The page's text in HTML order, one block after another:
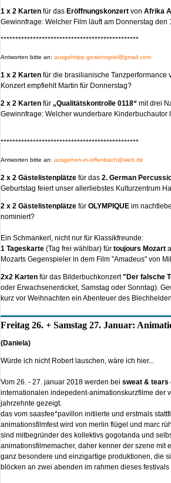
1 x 2 Karten für das Eröffnungskonzertvon Afrika
Gewinnfrage: Welcher Film läuft am Donnerstag den
***********************************************
Antworten bitte an: ausgehtipp.gewinnspiel@gmail.com
1 x 2 Kartenfür die brasilianische Tanzperformance
Konzert empfiehlt Martin für Donnerstag?
2 x 2 Kartenfür „Qualitätskontrolle 0118“mit drei
Gewinnfrage: Welcher wunderbare
***********************************************
Antworten bitte an: ausgehen-in-offenbach@web.de
2 x 2 Gästelistenplätze für das 2. German
Geburtstag feiert unser allerliebstes Kulturzentrum
2 x 2 Gästelistenplätzefür OLYMPIQUE im
nominiert?
Ein Schmankerl, nicht nur für Klassikfreunde:
1 Tageskarte (Tag frei wählbar) für toujours Mozart
Mozarts Gegenspieler in dem Film "Amadeus" von
2x2 Kartenfür das Bilderbuchkonzert"Der falsche
oder Erwachsenenticket, Samstag oder Sonntag).
kurz vor Weihnachten ein Abenteuer des
Freitag 26. + Samstag 27. Januar:
(Daniela)
Würde ich nicht Robert lauschen, wäre ich hier...
Vom 26. - 27. januar 2018 werden bei sweat & tears
internationalen indepedent-animationskurzfilme der
jahrzehnte gezeigt.
das vom saasfee*pavillon initiierte und erstmals
animationsfilmfest wird von merlin flügel und marc
sind mitbegründer des kollektivs gogotanda und
animationsfilmemacher, daher kenner der szene mit
ganz besondere und einzigartige produktionen, die
blöcken an zwei abenden im rahmen dieses